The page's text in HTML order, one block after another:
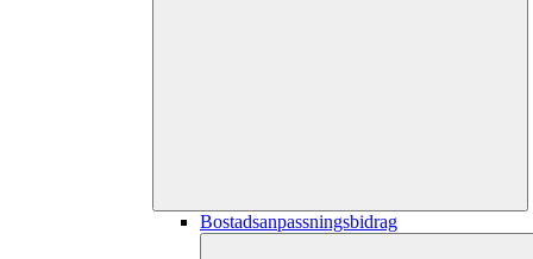
Bostadsanpassningsbidrag